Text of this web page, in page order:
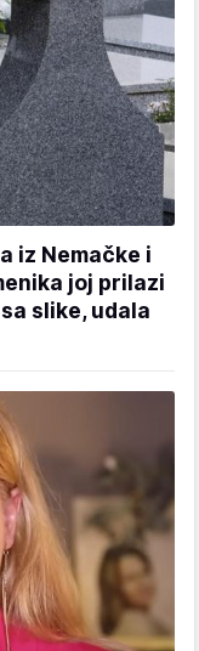
iz Nemačke i
joj prilazi
slike, udala